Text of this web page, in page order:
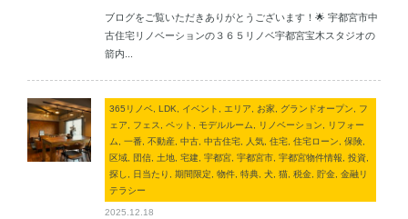
ブログをご覧いただきありがとうございます！🌟 宇都宮市中
古住宅リノベーションの３６５リノベ宇都宮宝木スタジオの
箭内...
365リノベ, LDK, イベント, エリア, お家, グランドオープン, フ
ェア, フェス, ペット, モデルルーム, リノベーション, リフォー
ム, 一番, 不動産, 中古, 中古住宅, 人気, 住宅, 住宅ローン, 保険,
区域, 団信, 土地, 宅建, 宇都宮, 宇都宮市, 宇都宮物件情報, 投資,
探し, 日当たり, 期間限定, 物件, 特典, 犬, 猫, 税金, 貯金, 金融リ
テラシー
2025.12.18